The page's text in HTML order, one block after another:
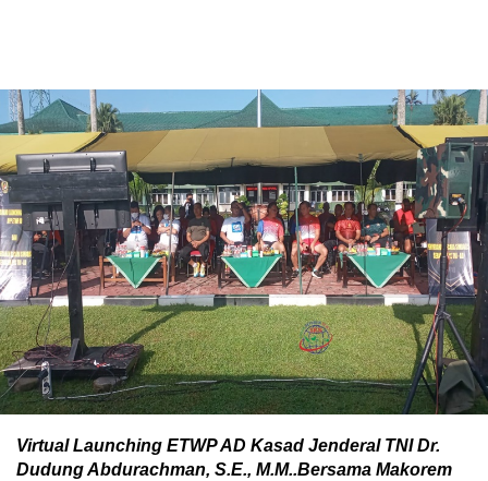
Virtual Launching ETWP AD Kasad Jenderal TNI Dr.
Dudung Abdurachman, S.E., M.M..Bersama Makorem